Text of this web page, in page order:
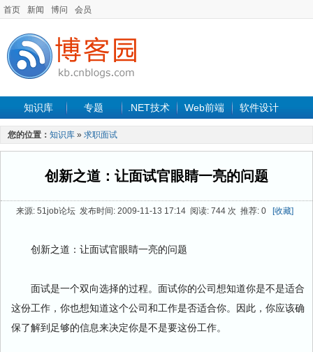
首页 新闻 博问 会员
知识库 专题 .NET技术 Web前端 软件设计
手机开发 软件工程
最新文章
您的位置： 知识库 » 求职面试
创新之道：让面试官眼睛一亮的问题
来源: 51job论坛 发布时间: 2009-11-13 17:14 阅读: 744 次 推荐: 0 [收藏]
创新之道：让面试官眼睛一亮的问题
面试是一个双向选择的过程。面试你的公司想知道你是不是适合
这份工作，你也想知道这个公司和工作是否适合你。因此，你应该确
保了解到足够的信息来决定你是不是要这份工作。